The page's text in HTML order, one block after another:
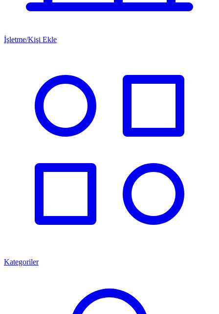
İşletme/Kişi Ekle
Kategoriler